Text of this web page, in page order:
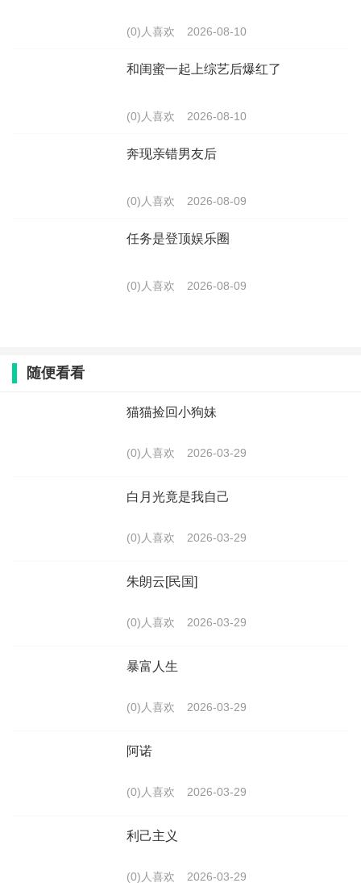
(0)人喜欢 2026-08-10
和闺蜜一起上综艺后爆红了
(0)人喜欢 2026-08-10
奔现亲错男友后
(0)人喜欢 2026-08-09
任务是登顶娱乐圈
(0)人喜欢 2026-08-09
随便看看
猫猫捡回小狗妹
(0)人喜欢 2026-03-29
白月光竟是我自己
(0)人喜欢 2026-03-29
朱朗云[民国]
(0)人喜欢 2026-03-29
暴富人生
(0)人喜欢 2026-03-29
阿诺
(0)人喜欢 2026-03-29
利己主义
(0)人喜欢 2026-03-29